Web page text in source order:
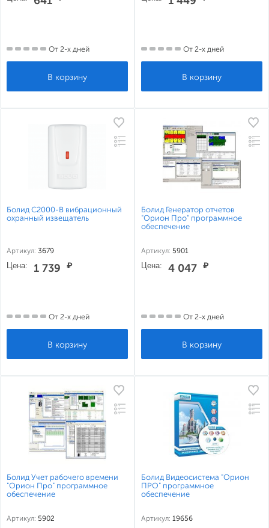
От 2-х дней От 2-х дней
Болид С2000-В вибрационный
охранный извещатель
Артикул: 3679
Цена: 1 739 ₽
От 2-х дней
Болид Генератор отчетов
"Орион Про" программное
обеспечение
Артикул: 5901
Цена: 4 047 ₽
От 2-х дней
Болид Учет рабочего времени
"Орион Про" программное
обеспечение
Артикул: 5902
Болид Видеосистема "Орион
ПРО" программное
обеспечение
Артикул: 19656